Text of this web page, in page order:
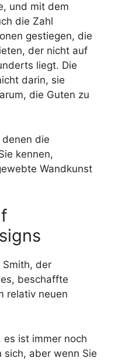
und mit dem
die Zahl
gestiegen, die
der nicht auf
liegt. Die
darin, sie
die Guten zu
die
kennen,
Wandkunst
Smith, der
beschaffte
relativ neuen
ist immer noch
sich, aber wenn Sie